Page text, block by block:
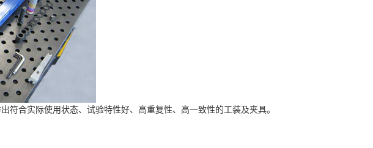
符合实际使用状态、试验特性好、高重复性、高一致性的工装及夹具。